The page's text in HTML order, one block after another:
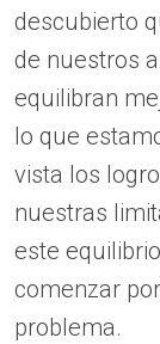
descubierto
de nuestros
equilibran
lo que
vista los
nuestras
este
comenzar
problema.